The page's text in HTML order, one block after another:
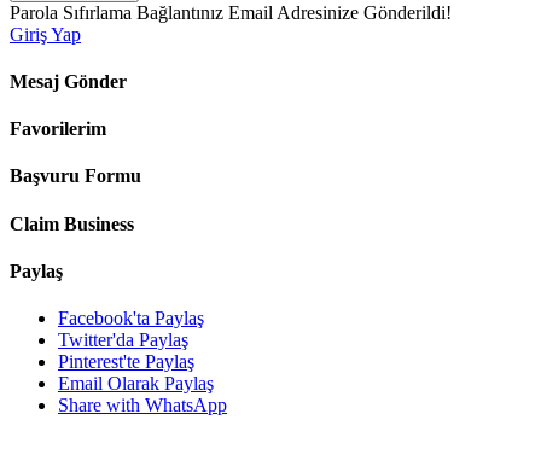
Parola Sıfırlama Bağlantınız Email Adresinize Gönderildi!
Giriş Yap
Mesaj Gönder
Favorilerim
Başvuru Formu
Claim Business
Paylaş
Facebook'ta Paylaş
Twitter'da Paylaş
Pinterest'te Paylaş
Email Olarak Paylaş
Share with WhatsApp